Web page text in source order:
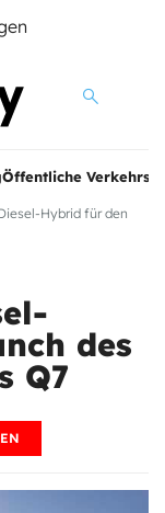
Öffentliche
Hybrid für den
des
Q7